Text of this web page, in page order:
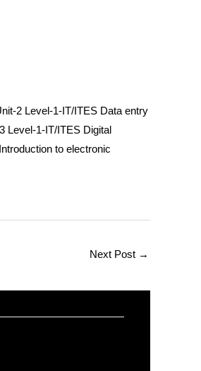
2 Level-1-IT/ITES Data entry
Level-1-IT/ITES Digital
Introduction to electronic
Next Post →